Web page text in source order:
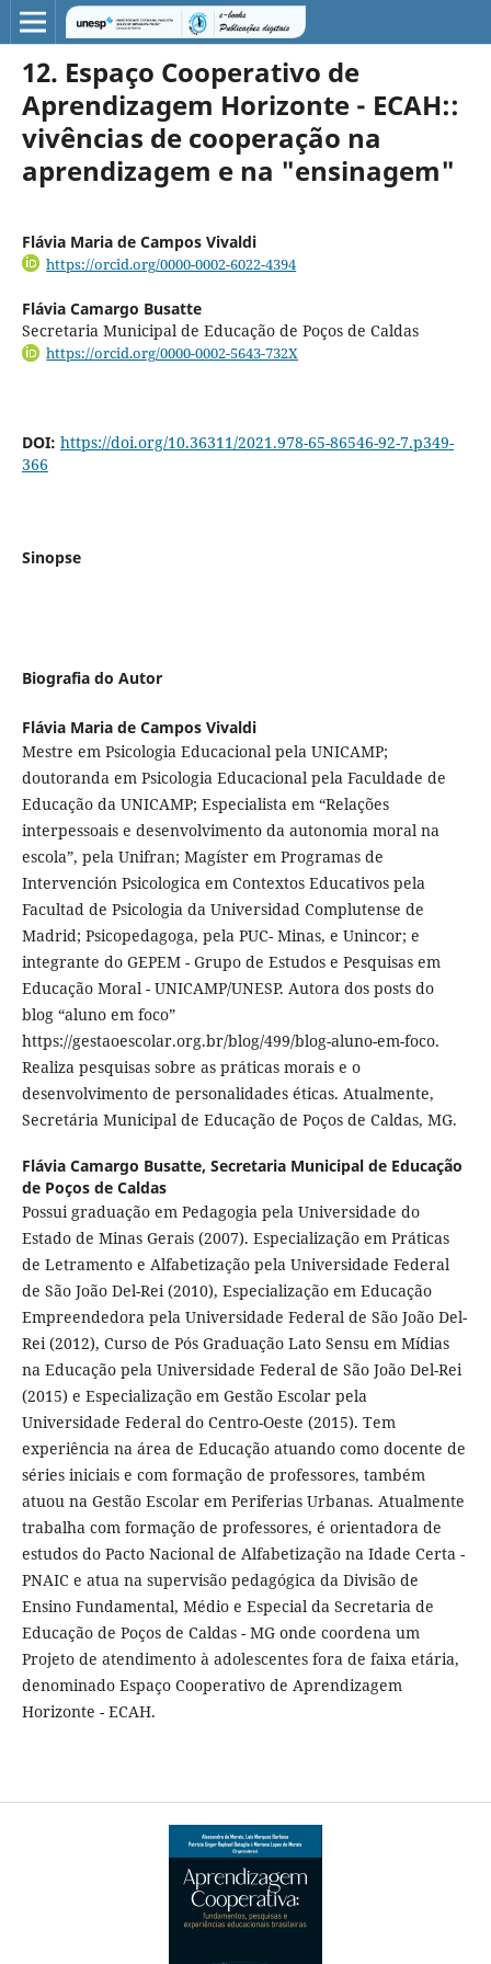
12. Espaço Cooperativo de
Aprendizagem Horizonte - ECAH::
vivências de cooperação na
aprendizagem e na "ensinagem"
Flávia Maria de Campos Vivaldi
https://orcid.org/0000-0002-6022-4394
Flávia Camargo Busatte
Secretaria Municipal de Educação de Poços de Caldas
https://orcid.org/0000-0002-5643-732X
DOI: https://doi.org/10.36311/2021.978-65-86546-92-7.p349-
366
Sinopse
Biografia do Autor
Flávia Maria de Campos Vivaldi
Mestre em Psicologia Educacional pela UNICAMP;
doutoranda em Psicologia Educacional pela Faculdade de
Educação da UNICAMP; Especialista em “Relações
interpessoais e desenvolvimento da autonomia moral na
escola”, pela Unifran; Magíster em Programas de
Intervención Psicologica em Contextos Educativos pela
Facultad de Psicologia da Universidad Complutense de
Madrid; Psicopedagoga, pela PUC- Minas, e Unincor; e
integrante do GEPEM - Grupo de Estudos e Pesquisas em
Educação Moral - UNICAMP/UNESP. Autora dos posts do
blog “aluno em foco”
https://gestaoescolar.org.br/blog/499/blog-aluno-em-foco.
Realiza pesquisas sobre as práticas morais e o
desenvolvimento de personalidades éticas. Atualmente,
Secretária Municipal de Educação de Poços de Caldas, MG.
Flávia Camargo Busatte, Secretaria Municipal de Educação
de Poços de Caldas
Possui graduação em Pedagogia pela Universidade do
Estado de Minas Gerais (2007). Especialização em Práticas
de Letramento e Alfabetização pela Universidade Federal
de São João Del-Rei (2010), Especialização em Educação
Empreendedora pela Universidade Federal de São João Del-
Rei (2012), Curso de Pós Graduação Lato Sensu em Mídias
na Educação pela Universidade Federal de São João Del-Rei
(2015) e Especialização em Gestão Escolar pela
Universidade Federal do Centro-Oeste (2015). Tem
experiência na área de Educação atuando como docente de
séries iniciais e com formação de professores, também
atuou na Gestão Escolar em Periferias Urbanas. Atualmente
trabalha com formação de professores, é orientadora de
estudos do Pacto Nacional de Alfabetização na Idade Certa -
PNAIC e atua na supervisão pedagógica da Divisão de
Ensino Fundamental, Médio e Especial da Secretaria de
Educação de Poços de Caldas - MG onde coordena um
Projeto de atendimento à adolescentes fora de faixa etária,
denominado Espaço Cooperativo de Aprendizagem
Horizonte - ECAH.